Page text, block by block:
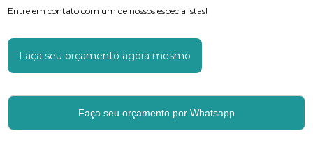
Entre em contato com um de nossos especialistas!
Faça seu orçamento agora mesmo
Faça seu orçamento por Whatsapp